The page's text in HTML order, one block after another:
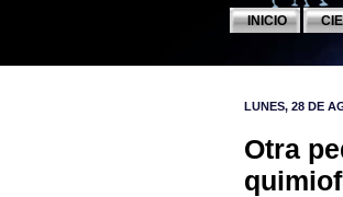
INICIO
LUNES, 28 DE
Otra